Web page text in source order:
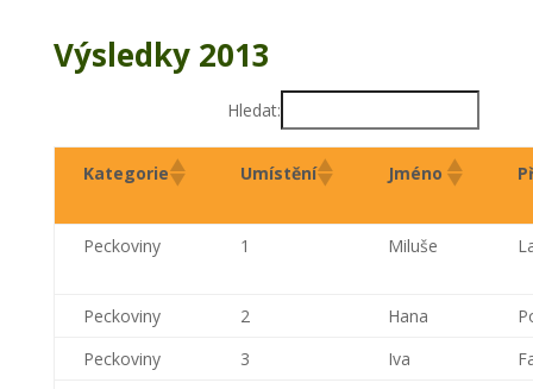
Výsledky 2013
Hledat:
Kategorie Umístění Jméno
Peckoviny 1 Miluše
Peckoviny 2 Hana
Peckoviny
3 Iva